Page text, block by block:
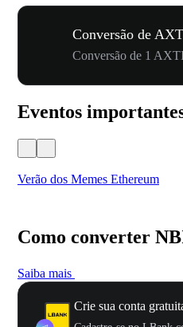
Conversão de
Conversão de 1
Eventos
Verão dos Memes Ethereum
Como converter
Saiba mais
Crie sua conta